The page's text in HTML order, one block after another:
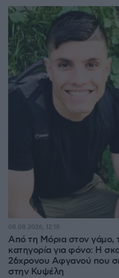
Από τη Μόρια στον γάμο,
κατηγορία για φόνο: Η
26χρονου Αφγανού που
στην Κυψέλη
08.08.2026, 12:18